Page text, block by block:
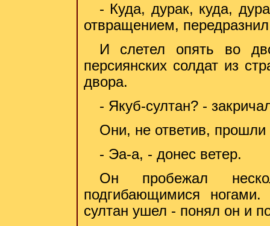
- Куда, дурак, куда,
отвращением,
И слетел опять во
персиянских солдат из
двора.
- Якуб-султан? -
Они, не ответив,
- Эа-а, - донес ветер.
Он пробежал
подгибающимися
султан ушел - понял он и